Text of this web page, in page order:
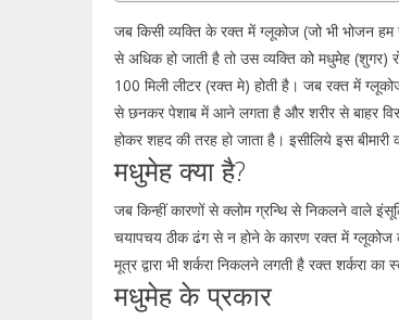
जब किसी व्यक्ति के रक्त में ग्लूकोज (जो भी भोजन
से अधिक हो जाती है तो उस व्यक्ति को मधुमेह (शुगर)
100 मिली लीटर (रक्त मे) होती है। जब रक्त में
से छनकर पेशाब में आने लगता है और शरीर से बाहर
होकर शहद की तरह हो जाता है। इसीलिये इस
मधुमेह क्या है?
जब किन्हीं कारणों से क्लोम ग्रन्थि से निकलने वाले
चयापचय ठीक ढंग से न होने के कारण रक्त में ग्लूकोज का
मूत्र द्वारा भी शर्करा निकलने लगती है रक्त शर्करा
मधुमेह के प्रकार